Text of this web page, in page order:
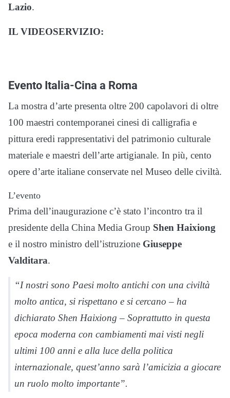
Lazio.
IL VIDEOSERVIZIO:
Evento Italia-Cina a Roma
La mostra d’arte presenta oltre 200 capolavori di oltre
100 maestri contemporanei cinesi di calligrafia e
pittura eredi rappresentativi del patrimonio culturale
materiale e maestri dell’arte artigianale. In più, cento
opere d’arte italiane conservate nel Museo delle civiltà.
L’evento
Prima dell’inaugurazione c’è stato l’incontro tra il
presidente della China Media Group Shen Haixiong
e il nostro ministro dell’istruzione Giuseppe
Valditara.
“I nostri sono Paesi molto antichi con una civiltà
molto antica, si rispettano e si cercano – ha
dichiarato Shen Haixiong – Soprattutto in questa
epoca moderna con cambiamenti mai visti negli
ultimi 100 anni e alla luce della politica
internazionale, quest’anno sarà l’amicizia a giocare
un ruolo molto importante”.